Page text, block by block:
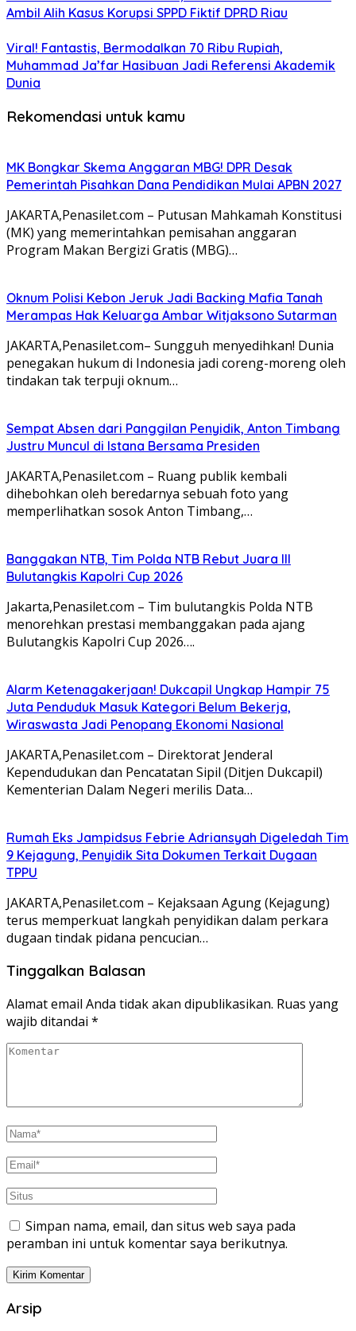
Ambil Alih Kasus Korupsi SPPD Fiktif DPRD Riau
Viral! Fantastis, Bermodalkan 70 Ribu Rupiah,
Muhammad Ja’far Hasibuan Jadi Referensi Akademik
Dunia
Rekomendasi untuk kamu
MK Bongkar Skema Anggaran MBG! DPR Desak
Pemerintah Pisahkan Dana Pendidikan Mulai APBN 2027
JAKARTA,Penasilet.com – Putusan Mahkamah Konstitusi
(MK) yang memerintahkan pemisahan anggaran
Program Makan Bergizi Gratis (MBG)…
Oknum Polisi Kebon Jeruk Jadi Backing Mafia Tanah
Merampas Hak Keluarga Ambar Witjaksono Sutarman
JAKARTA,Penasilet.com– Sungguh menyedihkan! Dunia
penegakan hukum di Indonesia jadi coreng-moreng oleh
tindakan tak terpuji oknum…
Sempat Absen dari Panggilan Penyidik, Anton Timbang
Justru Muncul di Istana Bersama Presiden
JAKARTA,Penasilet.com – Ruang publik kembali
dihebohkan oleh beredarnya sebuah foto yang
memperlihatkan sosok Anton Timbang,…
Banggakan NTB, Tim Polda NTB Rebut Juara III
Bulutangkis Kapolri Cup 2026
Jakarta,Penasilet.com – Tim bulutangkis Polda NTB
menorehkan prestasi membanggakan pada ajang
Bulutangkis Kapolri Cup 2026….
Alarm Ketenagakerjaan! Dukcapil Ungkap Hampir 75
Juta Penduduk Masuk Kategori Belum Bekerja,
Wiraswasta Jadi Penopang Ekonomi Nasional
JAKARTA,Penasilet.com – Direktorat Jenderal
Kependudukan dan Pencatatan Sipil (Ditjen Dukcapil)
Kementerian Dalam Negeri merilis Data…
Rumah Eks Jampidsus Febrie Adriansyah Digeledah Tim
9 Kejagung, Penyidik Sita Dokumen Terkait Dugaan
TPPU
JAKARTA,Penasilet.com – Kejaksaan Agung (Kejagung)
terus memperkuat langkah penyidikan dalam perkara
dugaan tindak pidana pencucian…
Tinggalkan Balasan
Alamat email Anda tidak akan dipublikasikan. Ruas yang
wajib ditandai *
Simpan nama, email, dan situs web saya pada
peramban ini untuk komentar saya berikutnya.
Arsip